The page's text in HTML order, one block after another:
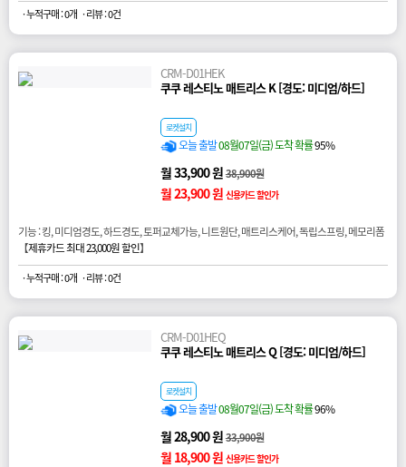
· 누적구매 : 0개 · 리뷰 : 0건
CRM-D01HEK
쿠쿠 레스티노 매트리스 K [경도: 미디엄/하드]
로켓설치
오늘 출발08월07일(금) 도착 확률95%
월 33,900 원38,900원
월 23,900 원 신용카드 할인가
기능 : 킹, 미디엄경도, 하드경도, 토퍼교체가능, 니트원단, 매트리스케어, 독립스프링, 메모리폼
【제휴카드 최대 23,000원 할인】
· 누적구매 : 0개 · 리뷰 : 0건
CRM-D01HEQ
쿠쿠 레스티노 매트리스 Q [경도: 미디엄/하드]
로켓설치
오늘 출발08월07일(금) 도착 확률96%
월 28,900 원33,900원
월 18,900 원 신용카드 할인가